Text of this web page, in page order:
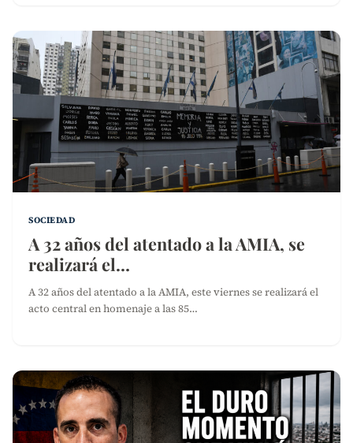
SOCIEDAD
A 32 años del atentado a la AMIA, se
realizará el…
A 32 años del atentado a la AMIA, este viernes se realizará el
acto central en homenaje a las 85…